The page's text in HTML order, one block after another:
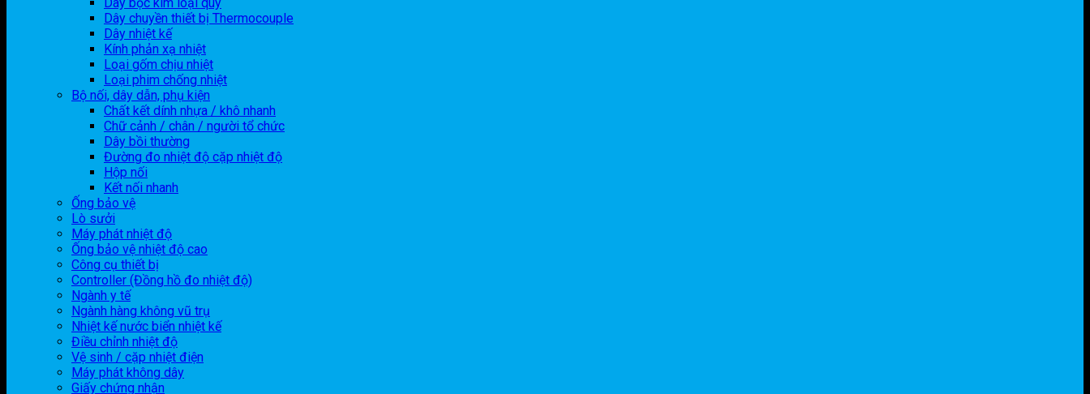
Dây chuyền thiết bị Thermocouple
Dây nhiệt kế
Kính phản xạ nhiệt
Loại gốm chịu nhiệt
Loại phim chống nhiệt
Bộ nối, dây dẫn, phụ kiện
Chất kết dính nhựa / khô nhanh
Chữ cảnh / chân / người tổ chức
Dây bồi thường
Đường đo nhiệt độ cặp nhiệt độ
Hộp nối
Kết nối nhanh
Ống bảo vệ
Lò sưởi
Máy phát nhiệt độ
Ống bảo vệ nhiệt độ cao
Công cụ thiết bị
Controller (Đồng hồ đo nhiệt độ)
Ngành y tế
Ngành hàng không vũ trụ
Nhiệt kế nước biển nhiệt kế
Điều chỉnh nhiệt độ
Vệ sinh / cặp nhiệt điện
Máy phát không dây
Giấy chứng nhận